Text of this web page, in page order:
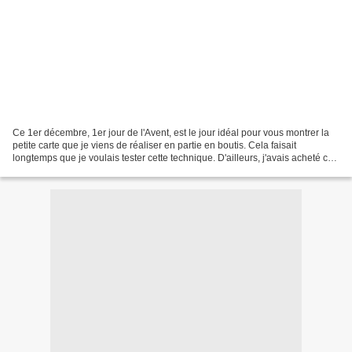
Ce 1er décembre, 1er jour de l'Avent, est le jour idéal pour vous montrer la
petite carte que je viens de réaliser en partie en boutis. Cela faisait
longtemps que je voulais tester cette technique. D'ailleurs, j'avais acheté ce